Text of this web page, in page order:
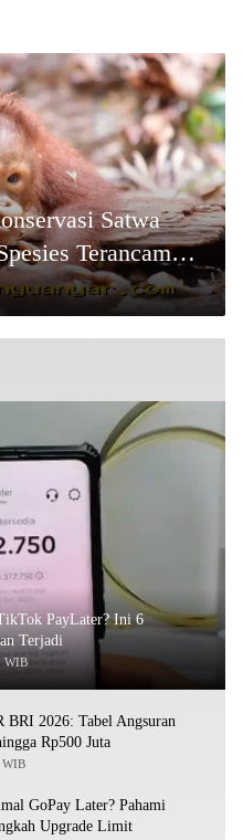
Satwa
Terancam
PayLater? Ini 6
Terjadi
WIB
BRI 2026: Tabel Angsuran
Rp500 Juta
WIB
GoPay Later? Pahami
Upgrade Limit